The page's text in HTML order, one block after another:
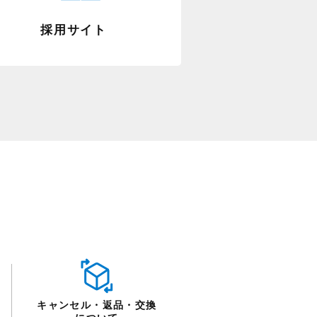
採用サイト
キャンセル・返品・交換